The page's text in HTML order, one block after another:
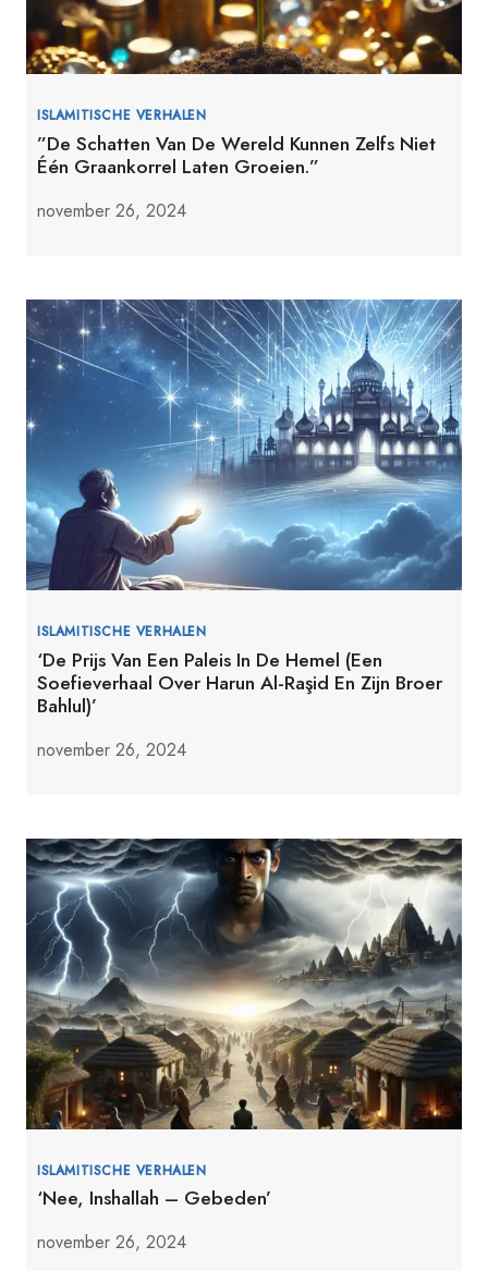
ISLAMITISCHE VERHALEN
”De Schatten Van De Wereld Kunnen Zelfs Niet
Één Graankorrel Laten Groeien.”
november 26, 2024
ISLAMITISCHE VERHALEN
‘De Prijs Van Een Paleis In De Hemel (Een
Soefieverhaal Over Harun Al-Raşid En Zijn Broer
Bahlul)’
november 26, 2024
ISLAMITISCHE VERHALEN
‘Nee, Inshallah – Gebeden’
november 26, 2024